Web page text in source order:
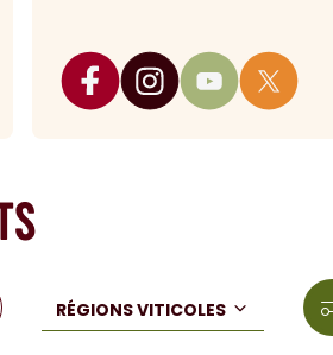
RÉGIONS VITICOLES